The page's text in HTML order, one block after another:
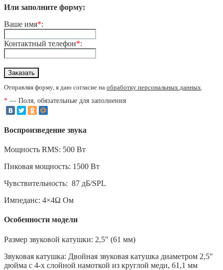
Или заполните форму:
Ваше имя*:
Контактный телефон*:
Отправляя форму, я даю согласие на обработку персональных данных.
* — Поля, обязательные для заполнения
Воспроизведение звука
Мощность RMS: 500 Вт
Пиковая мощность: 1500 Вт
Чувствительность: 87 дБ/SPL
Импеданс: 4×4Ω Ом
Особенности модели
Размер звуковой катушки: 2,5" (61 мм)
Звуковая катушка: Двойная звуковая катушка диаметром 2,5"
дюйма с 4-х слойной намоткой из круглой меди, 61,1 мм